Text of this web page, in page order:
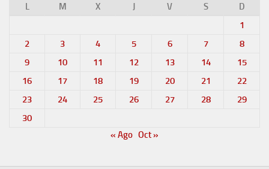
L
M X J V S
D
1
2
3 4 5 6 7
8
9
10 11 12 13 14
15
16
17 18 19 20 21
22
23
24 25 26 27 28
29
30
« Ago Oct »